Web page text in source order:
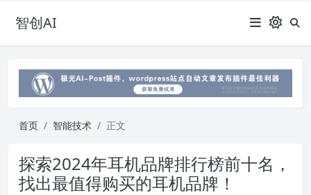
智创AI
首页 智能技术 正文
探索2024年耳机品牌排行榜前十名，
找出最值得购买的耳机品牌！